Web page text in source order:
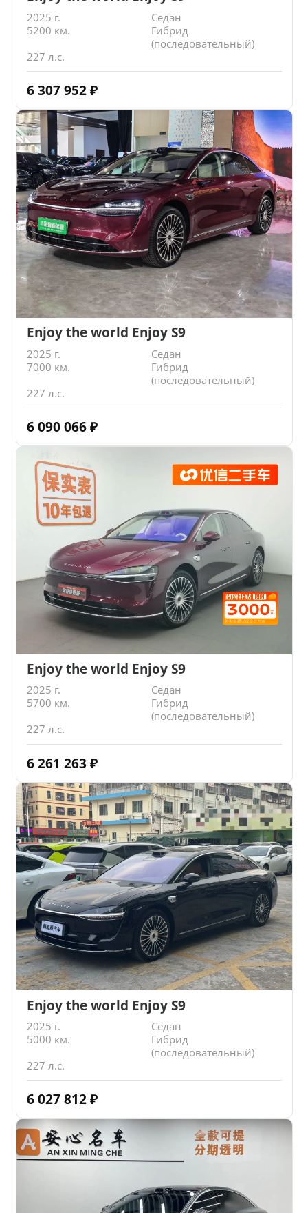
2025 г.
Седан
5200 км.
Гибрид
(последовательный)
227 л.с.
6 307 952 ₽
Enjoy the world Enjoy S9
2025 г.
Седан
7000 км.
Гибрид
(последовательный)
227 л.с.
6 090 066 ₽
Enjoy the world Enjoy S9
2025 г.
Седан
5700 км.
Гибрид
(последовательный)
227 л.с.
6 261 263 ₽
Enjoy the world Enjoy S9
2025 г.
Седан
5000 км.
Гибрид
(последовательный)
227 л.с.
6 027 812 ₽